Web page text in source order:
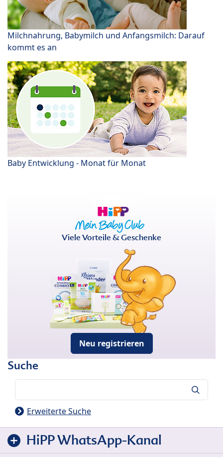
Milchnahrung, Babymilch und Anfangsmilch: Darauf
kommt es an
Baby Entwicklung - Monat für Monat
Viele Vorteile & Geschenke
Neu registrieren
Suche
Erweiterte Suche
HiPP WhatsApp-Kanal